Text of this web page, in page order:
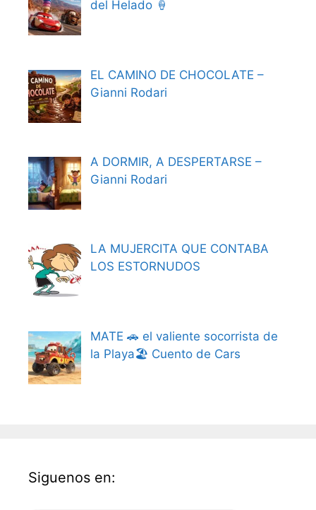
del Helado 🍦
EL CAMINO DE CHOCOLATE –
Gianni Rodari
A DORMIR, A DESPERTARSE –
Gianni Rodari
LA MUJERCITA QUE CONTABA
LOS ESTORNUDOS
MATE 🚗 el valiente socorrista de
la Playa🏖️ Cuento de Cars
Siguenos en: